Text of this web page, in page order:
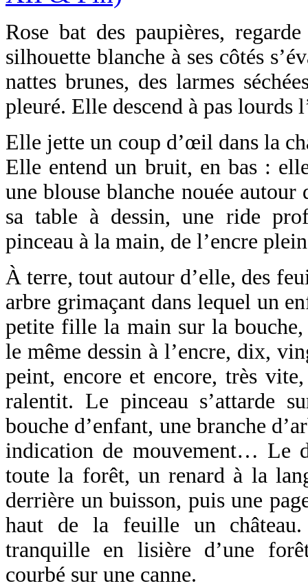
Rose bat des paupières,
silhouette blanche à ses côtés
nattes brunes, des larmes
pleuré. Elle descend à pas lourds
Elle jette un coup d’œil dans la
Elle entend un bruit, en bas :
une blouse blanche nouée
sa table à dessin, une ride
pinceau à la main, de l’encre
À terre, tout autour d’elle, des
arbre grimaçant dans lequel un
petite fille la main sur la
le même dessin à l’encre, dix,
peint, encore et encore, très
ralentit. Le pinceau s’attarde
bouche d’enfant, une branche
indication de mouvement… Le
toute la forêt, un renard à la
derrière un buisson, puis une
haut de la feuille un château.
tranquille en lisière d’une
courbé sur une canne.